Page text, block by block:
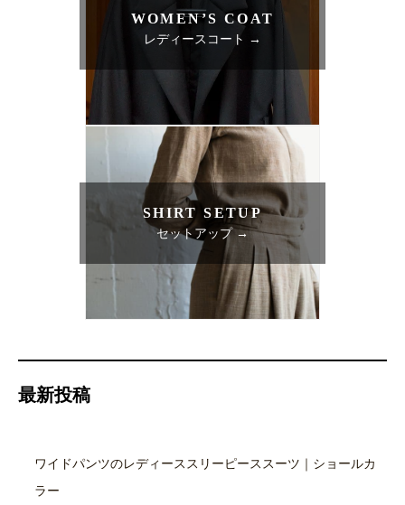
WOMEN’S COAT
レディースコート →
SHIRT SETUP
セットアップ →
最新投稿
ワイドパンツのレディーススリーピーススーツ｜ショールカ
ラー